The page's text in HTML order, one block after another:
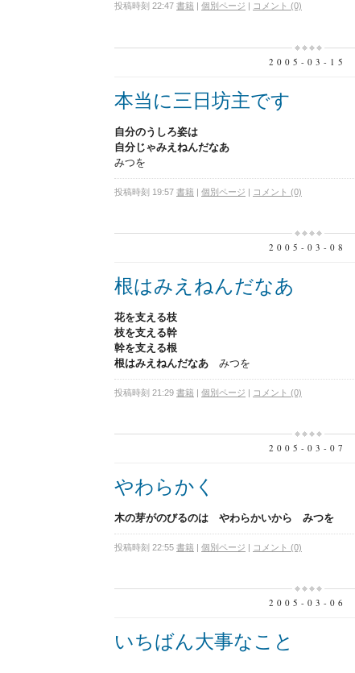
投稿時刻 22:47 書籍 個別ページ コメント (0)
2005-03-15
本当に三日坊主です
自分のうしろ姿は
自分じゃみえねんだなあ
みつを
投稿時刻 19:57 書籍 | 個別ページ | コメント (0)
2005-03-08
根はみえねんだなあ
花を支える枝
枝を支える幹
幹を支える根
根はみえねんだなあ みつを
投稿時刻 21:29 書籍 | 個別ページ | コメント (0)
2005-03-07
やわらかく
木の芽がのびるのは やわらかいから みつを
投稿時刻 22:55 書籍 | 個別ページ | コメント (0)
2005-03-06
いちばん大事なこと